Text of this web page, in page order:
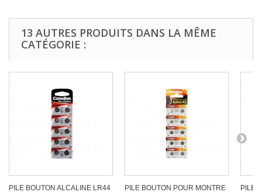
13 AUTRES PRODUITS DANS LA MÊME
CATÉGORIE :
PILE BOUTON ALCALINE LR44
PILE BOUTON POUR MONTRE
PILE